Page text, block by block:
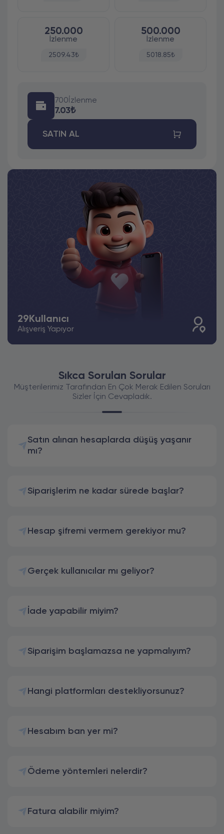
29Kullanıcı
Alışveriş Yapıyor
250.000
İzlenme
2509.43₺
500.000
İzlenme
5018.85₺
700 İzlenme
7.03₺
SATIN AL
Sıkca Sorulan Sorular
Müşterilerimiz Tarafından En Çok Merak Edilen Soruları
Sizler İçin Cevapladık.
Satın alınan hesaplarda düşüş yaşanır
mı?
Siparişlerim ne kadar sürede başlar?
Hesap şifremi vermem gerekiyor mu?
Gerçek kullanıcılar mı geliyor?
İade yapabilir miyim?
Siparişim başlamazsa ne yapmalıyım?
Hangi platformları destekliyorsunuz?
Hesabım ban yer mi?
Ödeme yöntemleri nelerdir?
Fatura alabilir miyim?